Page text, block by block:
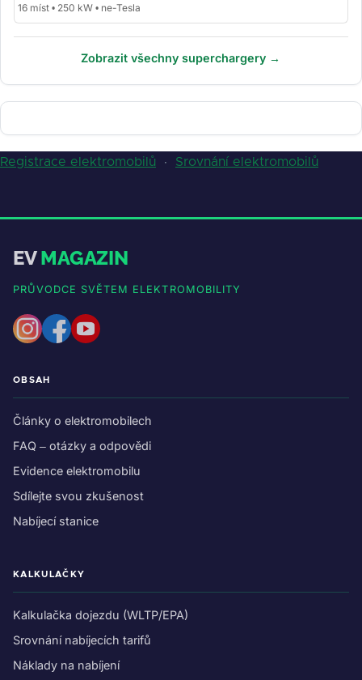
16 míst • 250 kW • ne-Tesla
Zobrazit všechny superchargery →
Registrace elektromobilů · Srovnání elektromobilů
EVMAGAZIN
PRŮVODCE SVĚTEM ELEKTROMOBILITY
OBSAH
Články o elektromobilech
FAQ – otázky a odpovědi
Evidence elektromobilu
Sdílejte svou zkušenost
Nabíjecí stanice
KALKULAČKY
Kalkulačka dojezdu (WLTP/EPA)
Srovnání nabíjecích tarifů
Náklady na nabíjení